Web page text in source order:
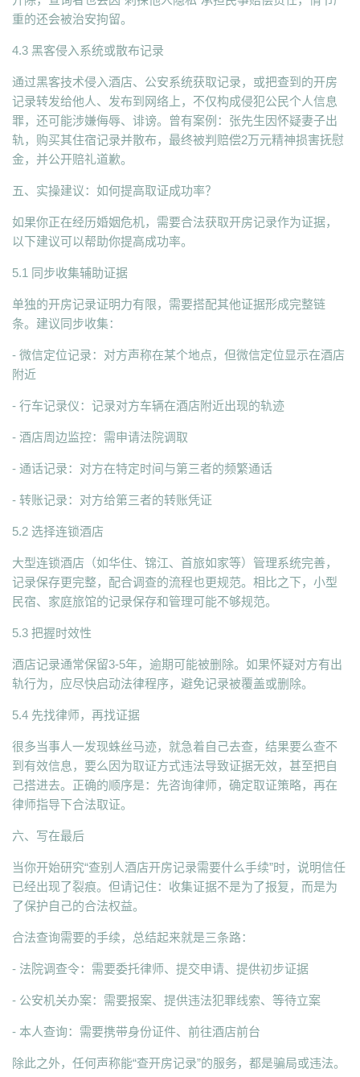
重的还会被治安拘留。
4.3 黑客侵入系统或散布记录
通过黑客技术侵入酒店、公安系统获取记录，或把查到的开房
记录转发给他人、发布到网络上，不仅构成侵犯公民个人信息
罪，还可能涉嫌侮辱、诽谤。曾有案例：张先生因怀疑妻子出
轨，购买其住宿记录并散布，最终被判赔偿2万元精神损害抚慰
金，并公开赔礼道歉。
五、实操建议：如何提高取证成功率？
如果你正在经历婚姻危机，需要合法获取开房记录作为证据，
以下建议可以帮助你提高成功率。
5.1 同步收集辅助证据
单独的开房记录证明力有限，需要搭配其他证据形成完整链
条。建议同步收集：
- 微信定位记录：对方声称在某个地点，但微信定位显示在酒店
附近
- 行车记录仪：记录对方车辆在酒店附近出现的轨迹
- 酒店周边监控：需申请法院调取
- 通话记录：对方在特定时间与第三者的频繁通话
- 转账记录：对方给第三者的转账凭证
5.2 选择连锁酒店
大型连锁酒店（如华住、锦江、首旅如家等）管理系统完善，
记录保存更完整，配合调查的流程也更规范。相比之下，小型
民宿、家庭旅馆的记录保存和管理可能不够规范。
5.3 把握时效性
酒店记录通常保留3-5年，逾期可能被删除。如果怀疑对方有出
轨行为，应尽快启动法律程序，避免记录被覆盖或删除。
5.4 先找律师，再找证据
很多当事人一发现蛛丝马迹，就急着自己去查，结果要么查不
到有效信息，要么因为取证方式违法导致证据无效，甚至把自
己搭进去。正确的顺序是：先咨询律师，确定取证策略，再在
律师指导下合法取证。
六、写在最后
当你开始研究“查别人酒店开房记录需要什么手续”时，说明信任
已经出现了裂痕。但请记住：收集证据不是为了报复，而是为
了保护自己的合法权益。
合法查询需要的手续，总结起来就是三条路：
- 法院调查令：需要委托律师、提交申请、提供初步证据
- 公安机关办案：需要报案、提供违法犯罪线索、等待立案
- 本人查询：需要携带身份证件、前往酒店前台
除此之外，任何声称能“查开房记录”的服务，都是骗局或违法。